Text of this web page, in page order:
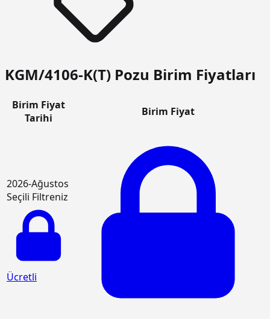
KGM/4106-K(T) Pozu Birim Fiyatları
Birim Fiyat
Tarihi
Birim Fiyat
2026-Ağustos
Seçili Filtreniz
Ücretli